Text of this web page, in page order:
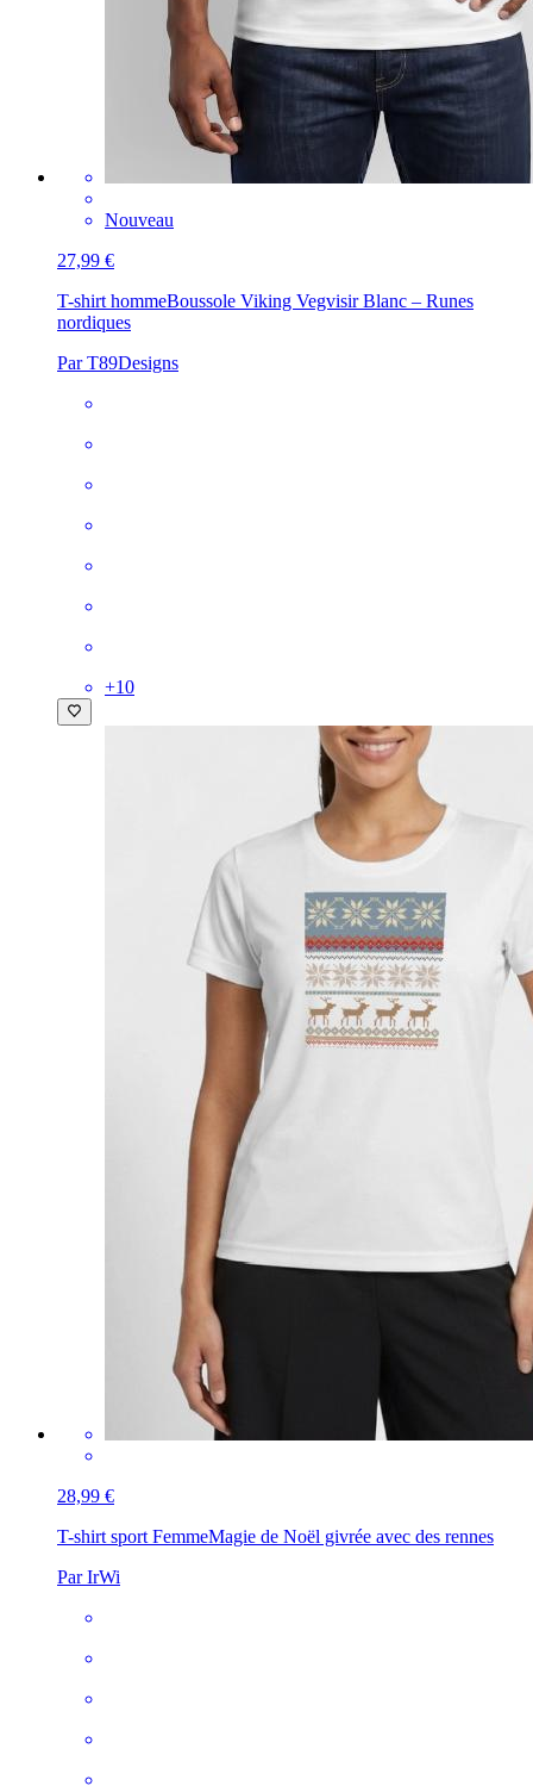
Nouveau
27,99 €
T-shirt hommeBoussole Viking Vegvisir Blanc – Runes
nordiques
Par T89Designs
+10
28,99 €
T-shirt sport FemmeMagie de Noël givrée avec des rennes
Par IrWi